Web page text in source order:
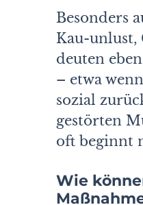
Besonders
Kau-unlust,
deuten
– etwa
sozial
gestörten
oft beginnt
Wie